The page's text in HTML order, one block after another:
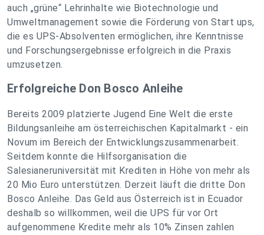
auch „grüne“ Lehrinhalte wie Biotechnologie und
Umweltmanagement sowie die Förderung von Start ups,
die es UPS-Absolventen ermöglichen, ihre Kenntnisse
und Forschungsergebnisse erfolgreich in die Praxis
umzusetzen.
Erfolgreiche Don Bosco Anleihe
Bereits 2009 platzierte Jugend Eine Welt die erste
Bildungsanleihe am österreichischen Kapitalmarkt - ein
Novum im Bereich der Entwicklungszusammenarbeit.
Seitdem konnte die Hilfsorganisation die
Salesianeruniversität mit Krediten in Höhe von mehr als
20 Mio Euro unterstützen. Derzeit läuft die dritte Don
Bosco Anleihe. Das Geld aus Österreich ist in Ecuador
deshalb so willkommen, weil die UPS für vor Ort
aufgenommene Kredite mehr als 10% Zinsen zahlen